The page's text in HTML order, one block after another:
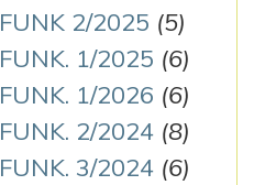
FUNK 2/2025 (5)
FUNK. 1/2025 (6)
FUNK. 1/2026 (6)
FUNK. 2/2024 (8)
FUNK. 3/2024 (6)